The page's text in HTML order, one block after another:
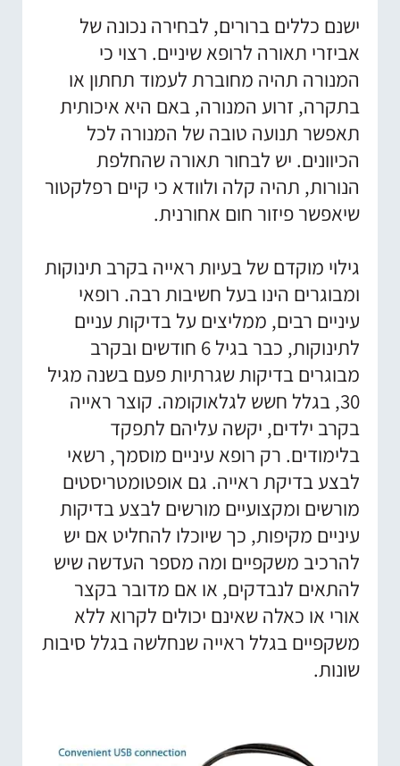
ישנם כללים ברורים, לבחירה נכונה של
אביזרי תאורה לרופא שיניים. רצוי כי
המנורה תהיה מחוברת לעמוד תחתון או
בתקרה, זרוע המנורה, באם היא איכותית
תאפשר תנועה טובה של המנורה לכל
הכיוונים. יש לבחור תאורה שהחלפת
הנורות, תהיה קלה ולוודא כי קיים רפלקטור
שיאפשר פיזור חום אחורנית.
גילוי מוקדם של בעיות ראייה בקרב תינוקות
ומבוגרים הינו בעל חשיבות רבה. רופאי
עיניים רבים, ממליצים על בדיקות עניים
לתינוקות, כבר בגיל 6 חודשים ובקרב
מבוגרים בדיקות שגרתיות פעם בשנה מגיל
30, בגלל חשש לגלאוקומה. קוצר ראייה
בקרב ילדים, יקשה עליהם לתפקד
בלימודים. רק רופא עיניים מוסמך, רשאי
לבצע בדיקת ראייה. גם אופטומטריסטים
מורשים ומקצועיים מורשים לבצע בדיקות
עיניים מקיפות, כך שיוכלו להחליט אם יש
להרכיב משקפיים ומה מספר העדשה שיש
להתאים לנבדקים, או אם מדובר בקצר
אורי או כאלה שאינם יכולים לקרוא ללא
משקפיים בגלל ראייה שנחלשה בגלל סיבות
שונות.